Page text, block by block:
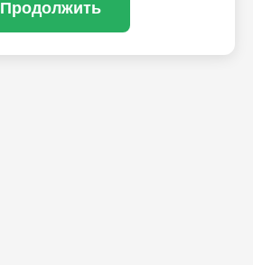
Продолжить